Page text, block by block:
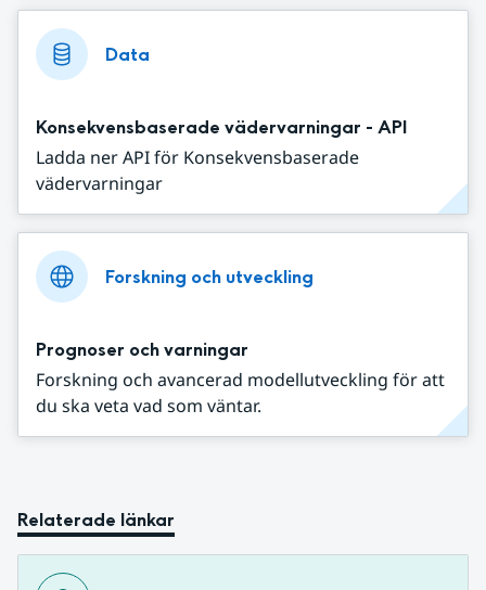
Data
Konsekvensbaserade vädervarningar - API
Ladda ner API för Konsekvensbaserade
vädervarningar
Forskning och utveckling
Prognoser och varningar
Forskning och avancerad modellutveckling för att
du ska veta vad som väntar.
Relaterade länkar